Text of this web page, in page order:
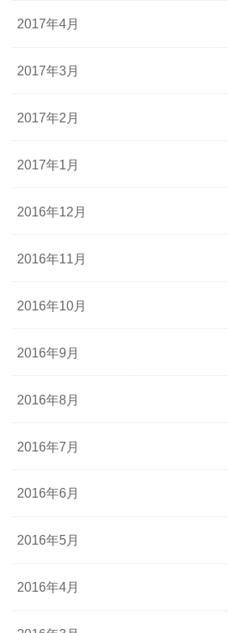
2017年4月
2017年3月
2017年2月
2017年1月
2016年12月
2016年11月
2016年10月
2016年9月
2016年8月
2016年7月
2016年6月
2016年5月
2016年4月